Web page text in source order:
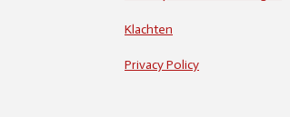
Klachten
Privacy Policy